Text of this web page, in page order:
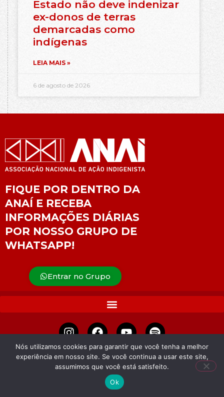
Estado não deve indenizar
ex-donos de terras
demarcadas como
indígenas
LEIA MAIS »
6 de agosto de 2026
FIQUE POR DENTRO DA
ANAÍ E RECEBA
INFORMAÇÕES DIÁRIAS
POR NOSSO GRUPO DE
WHATSAPP!
Entrar no Grupo
APOIE
Nós utilizamos cookies para garantir que você tenha a melhor
experiência em nosso site. Se você continua a usar este site,
assumimos que você está satisfeito.
Ok